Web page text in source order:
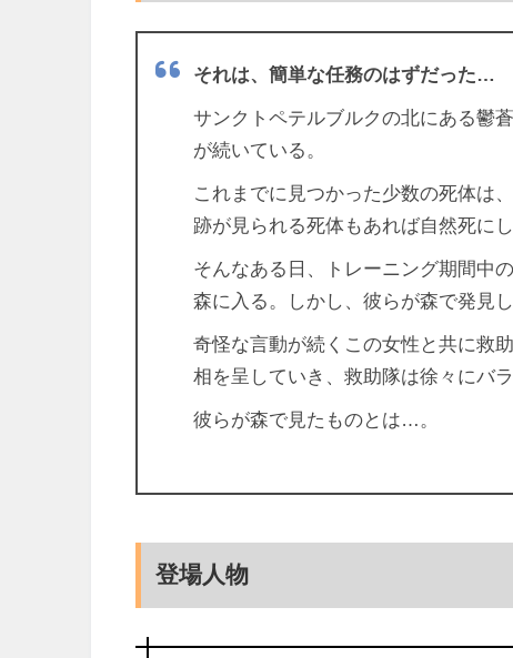
それは、簡単な任務のはずだった…
サンクトペテルブルクの北にある鬱
が続いている。
これまでに見つかった少数の死体は
跡が見られる死体もあれば自然死に
そんなある日、トレーニング期間中
森に入る。しかし、彼らが森で発見
奇怪な言動が続くこの女性と共に救
相を呈していき、救助隊は徐々にバ
彼らが森で見たものとは…。
登場人物